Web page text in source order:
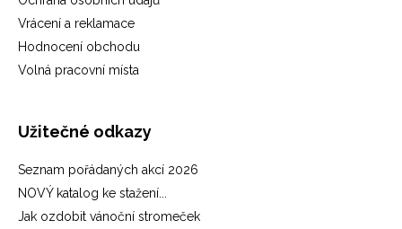
Vrácení a reklamace
Hodnocení obchodu
Volná pracovní místa
Užitečné odkazy
Seznam pořádaných akcí 2026
NOVÝ katalog ke stažení...
Jak ozdobit vánoční stromeček